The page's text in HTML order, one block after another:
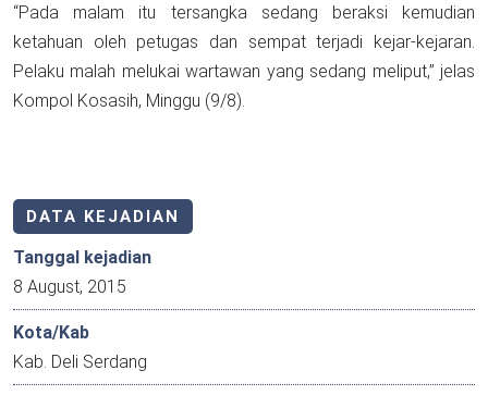
“Pada malam itu tersangka sedang beraksi kemudian
ketahuan oleh petugas dan sempat terjadi kejar-kejaran.
Pelaku malah melukai wartawan yang sedang meliput,” jelas
Kompol Kosasih, Minggu (9/8).
DATA KEJADIAN
Tanggal kejadian
8 August, 2015
Kota/Kab
Kab. Deli Serdang